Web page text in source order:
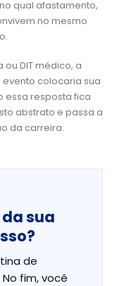
qual afastamento,
no mesmo
DIT médico, a
evento colocaria sua
essa resposta fica
abstrato e passa a
da carreira.
sua
de
fim, você